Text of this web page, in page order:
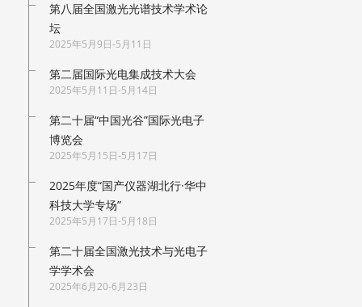
第八届全国激光光谱技术学术论
坛
2025年5月9日-5月11日
第二届国际光电集成技术大会
2025年5月11日-5月14日
第二十届“中国光谷”国际光电子
博览会
2025年5月15日-5月17日
2025年度“国产仪器湖北行·华中
科技大学专场”
2025年5月17日-5月18日
第二十届全国激光技术与光电子
学学术会
2025年6月20-6月23日